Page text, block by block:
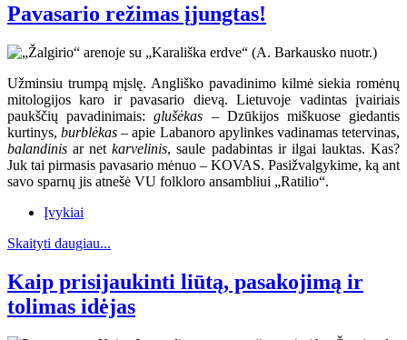
Pavasario režimas įjungtas!
Užminsiu trumpą mįslę. Angliško pavadinimo kilmė siekia romėnų
mitologijos karo ir pavasario dievą. Lietuvoje vadintas įvairiais
paukščių pavadinimais:glušėkas – Dzūkijos miškuose giedantis
kurtinys,burblėkas– apie Labanoro apylinkes vadinamas tetervinas,
balandinisar netkarvelinis, saule padabintas ir ilgai lauktas. Kas?
Juk tai pirmasis pavasario mėnuo – KOVAS. Pasižvalgykime, ką ant
savo sparnų jis atnešė VU folkloro ansambliui „Ratilio“.
Įvykiai
Skaityti daugiau...
Kaip prisijaukinti liūtą, pasakojimą ir
tolimas idėjas